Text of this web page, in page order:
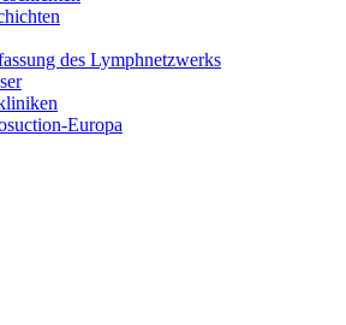
des Lymphnetzwerks
Europa